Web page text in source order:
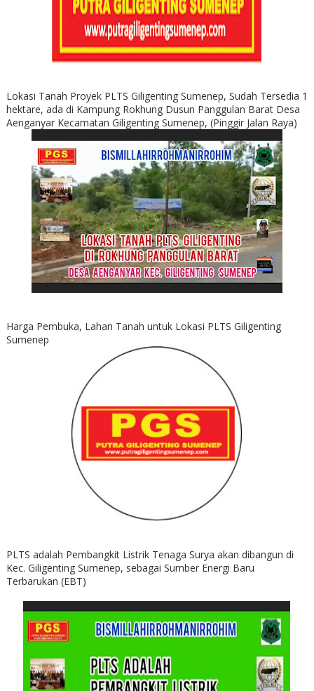
Lokasi Tanah Proyek PLTS Giligenting Sumenep, Sudah Tersedia 1
hektare, ada di Kampung Rokhung Dusun Panggulan Barat Desa
Aenganyar Kecamatan Giligenting Sumenep, (Pinggir Jalan Raya)
Harga Pembuka, Lahan Tanah untuk Lokasi PLTS Giligenting
Sumenep
PLTS adalah Pembangkit Listrik Tenaga Surya akan dibangun di
Kec. Giligenting Sumenep, sebagai Sumber Energi Baru
Terbarukan (EBT)